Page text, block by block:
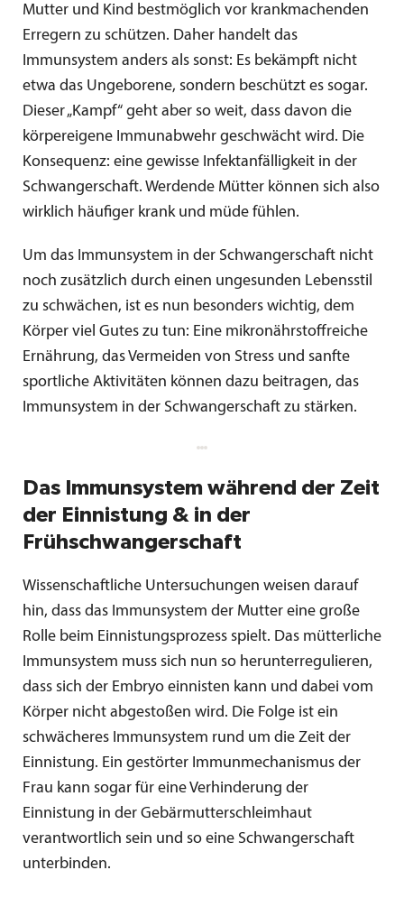
Mutter und Kind bestmöglich vor krankmachenden
Erregern zu schützen. Daher handelt das
Immunsystem anders als sonst: Es bekämpft nicht
etwa das Ungeborene, sondern beschützt es sogar.
Dieser „Kampf“ geht aber so weit, dass davon die
körpereigene Immunabwehr geschwächt wird. Die
Konsequenz: eine gewisse Infektanfälligkeit in der
Schwangerschaft. Werdende Mütter können sich also
wirklich häufiger krank und müde fühlen.
Um das Immunsystem in der Schwangerschaft nicht
noch zusätzlich durch einen ungesunden Lebensstil
zu schwächen, ist es nun besonders wichtig, dem
Körper viel Gutes zu tun: Eine mikronährstoffreiche
Ernährung, das Vermeiden von Stress und sanfte
sportliche Aktivitäten können dazu beitragen, das
Immunsystem in der Schwangerschaft zu stärken.
Das Immunsystem während der Zeit
der Einnistung & in der
Frühschwangerschaft
Wissenschaftliche Untersuchungen weisen darauf
hin, dass das Immunsystem der Mutter eine große
Rolle beim Einnistungsprozess spielt. Das mütterliche
Immunsystem muss sich nun so herunterregulieren,
dass sich der Embryo einnisten kann und dabei vom
Körper nicht abgestoßen wird. Die Folge ist ein
schwächeres Immunsystem rund um die Zeit der
Einnistung. Ein gestörter Immunmechanismus der
Frau kann sogar für eine Verhinderung der
Einnistung in der Gebärmutterschleimhaut
verantwortlich sein und so eine Schwangerschaft
unterbinden.